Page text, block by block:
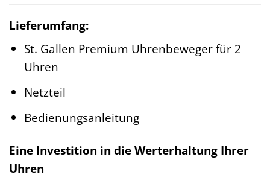
Lieferumfang:
St. Gallen Premium Uhrenbeweger für 2
Uhren
Netzteil
Bedienungsanleitung
Eine Investition in die Werterhaltung Ihrer
Uhren